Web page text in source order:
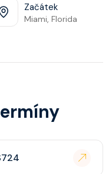
Začátek
Miami, Florida